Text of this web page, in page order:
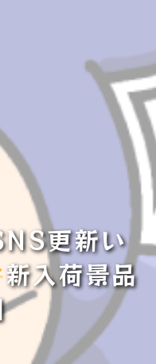
更新い
新入荷景品